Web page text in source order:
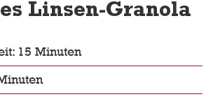
Linsen-Granola
15 Minuten